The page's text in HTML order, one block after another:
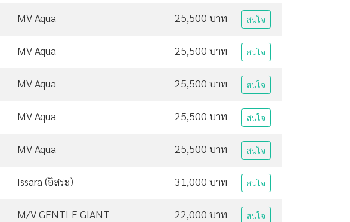
MV Aqua 25,500 บาท สนใจ
MV Aqua 25,500 บาท สนใจ
MV Aqua 25,500 บาท สนใจ
MV Aqua 25,500 บาท สนใจ
MV Aqua 25,500 บาท สนใจ
Issara (อิสระ) 31,000 บาท สนใจ
M/V GENTLE GIANT 22,000 บาท สนใจ